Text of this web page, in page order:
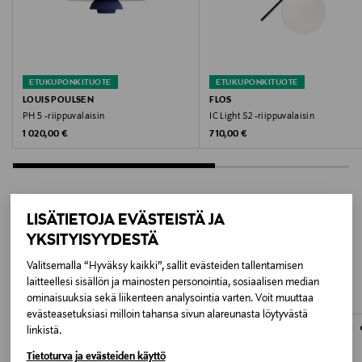
LISÄTIETOJA EVÄSTEISTÄ JA
YKSITYISYYDESTÄ
Valitsemalla “Hyväksy kaikki”, sallit evästeiden tallentamisen
laitteellesi sisällön ja mainosten personointia, sosiaalisen median
ominaisuuksia sekä liikenteen analysointia varten. Voit muuttaa
evästeasetuksiasi milloin tahansa sivun alareunasta löytyvästä
linkistä.
Tietoturva ja evästeiden käyttö
Valonlähde
E27 max. 205 W
Väri
Koko
Valmistaja
Flos S.p.A
ETUKUPONKITUOTE
LOUIS POULSEN
PH 5 -riippuvalaisin
Original Price
1 020,00 €
ETUKUPONKITUOTE
FLOS
IC Light S2 -riippuvalaisin
Original Price
710,00 €
LISÄÄ KIINNOSTAVIA
TUOTTEITA